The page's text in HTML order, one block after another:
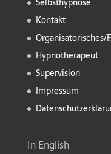
Kontakt
Organisatorisches/
Hypnotherapeut
Supervision
Impressum
In English